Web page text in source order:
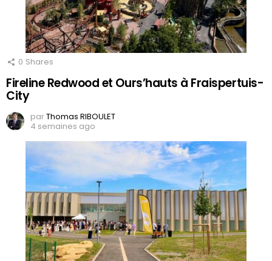
0 Shares
Fireline Redwood et Ours’hauts à Fraispertuis-
City
parThomas RIBOULET
4 semaines ago